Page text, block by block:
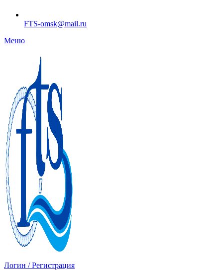
FTS-omsk@mail.ru
Меню
Логин / Регистрация